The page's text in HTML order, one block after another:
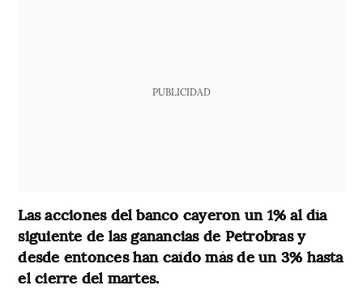
PUBLICIDAD
Las acciones del banco cayeron un 1% al día
siguiente de las ganancias de Petrobras y
desde entonces han caído más de un 3% hasta
el cierre del martes.